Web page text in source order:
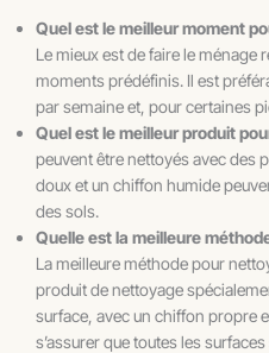
Quel est le meilleur moment
Le mieux est de faire le ménage
moments prédéfinis. Il est
par semaine et, pour certaines
Quel est le meilleur produit
peuvent être nettoyés avec des
doux et un chiffon humide
des sols.
Quelle est la meilleure
La meilleure méthode pour
produit de nettoyage
surface, avec un chiffon propre
s’assurer que toutes les